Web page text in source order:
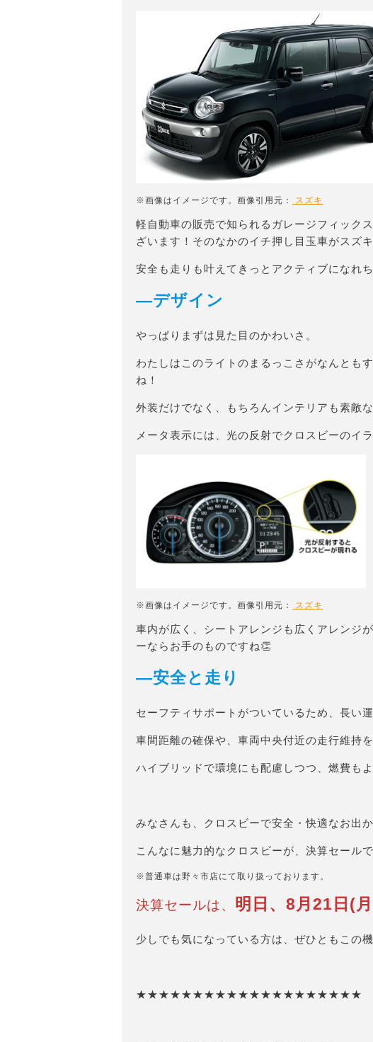
※画像はイメージです。画像引用元： スズキ
軽自動車の販売で知られるガレージフィック
ざいます！そのなかのイチ押し目玉車がスズ
安全も走りも叶えてきっとアクティブになれ
―デザイン
やっぱりまずは見た目のかわいさ。
わたしはこのライトのまるっこさがなんとも
ね！
外装だけでなく、もちろんインテリアも素敵な
メータ表示には、光の反射でクロスビーのイ
※画像はイメージです。画像引用元： スズキ
車内が広く、シートアレンジも広くアレンジ
ーならお手のものですね👏
―安全と走り
セーフティサポートがついているため、長い
車間距離の確保や、車両中央付近の走行維持
ハイブリッドで環境にも配慮しつつ、燃費も
みなさんも、クロスビーで安全・快適なお出
こんなに魅力的なクロスビーが、決算セール
※普通車は野々市店にて取り扱っております。
決算セールは、 明日、8月21日(
少しでも気になっている方は、ぜひともこの
★★★★★★★★★★★★★★★★★★★★